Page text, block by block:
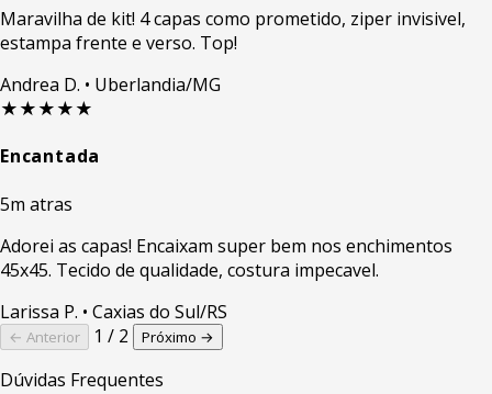
Maravilha de kit! 4 capas como prometido, ziper invisivel,
estampa frente e verso. Top!
Andrea D. • Uberlandia/MG
★★★★★
Encantada
5m atras
Adorei as capas! Encaixam super bem nos enchimentos
45x45. Tecido de qualidade, costura impecavel.
Larissa P. • Caxias do Sul/RS
← Anterior 1 / 2 Próximo →
Dúvidas Frequentes